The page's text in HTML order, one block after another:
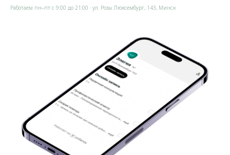
Работаем пн–пт с 9:00 до 21:00 · ул. Розы Люксембург, 143, Минск